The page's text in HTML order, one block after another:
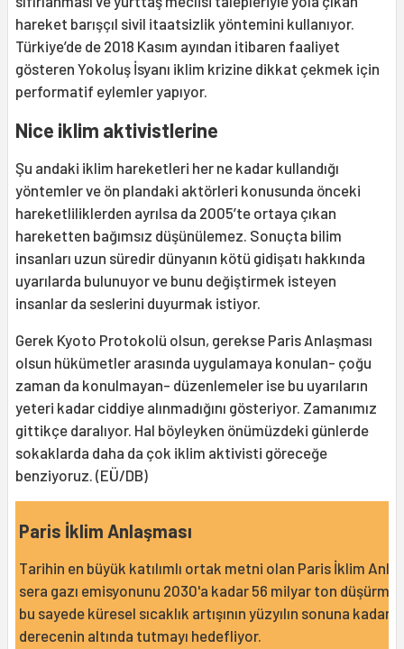
hareket barışçıl sivil itaatsizlik yöntemini kullanıyor.
Türkiye’de de 2018 Kasım ayından itibaren faaliyet
gösteren Yokoluş İsyanı iklim krizine dikkat çekmek için
performatif eylemler yapıyor.
Nice iklim aktivistlerine
Şu andaki iklim hareketleri her ne kadar kullandığı
yöntemler ve ön plandaki aktörleri konusunda önceki
hareketliliklerden ayrılsa da 2005’te ortaya çıkan
hareketten bağımsız düşünülemez. Sonuçta bilim
insanları uzun süredir dünyanın kötü gidişatı hakkında
uyarılarda bulunuyor ve bunu değiştirmek isteyen
insanlar da seslerini duyurmak istiyor.
Gerek Kyoto Protokolü olsun, gerekse Paris Anlaşması
olsun hükümetler arasında uygulamaya konulan- çoğu
zaman da konulmayan- düzenlemeler ise bu uyarıların
yeteri kadar ciddiye alınmadığını gösteriyor. Zamanımız
gittikçe daralıyor. Hal böyleyken önümüzdeki günlerde
sokaklarda daha da çok iklim aktivisti göreceğe
benziyoruz. (EÜ/DB)
Paris İklim Anlaşması
Tarihin en büyük katılımlı ortak metni olan Paris İklim
sera gazı emisyonunu 2030'a kadar 56 milyar ton
bu sayede küresel sıcaklık artışının yüzyılın sonuna kadar 2
derecenin altında tutmayı hedefliyor.